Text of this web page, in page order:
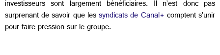
investisseurs sont largement bénéficiaires. Il n’est donc pas
surprenant de savoir que lessyndicats de Canal+comptent s’unir
pour faire pression sur le groupe.